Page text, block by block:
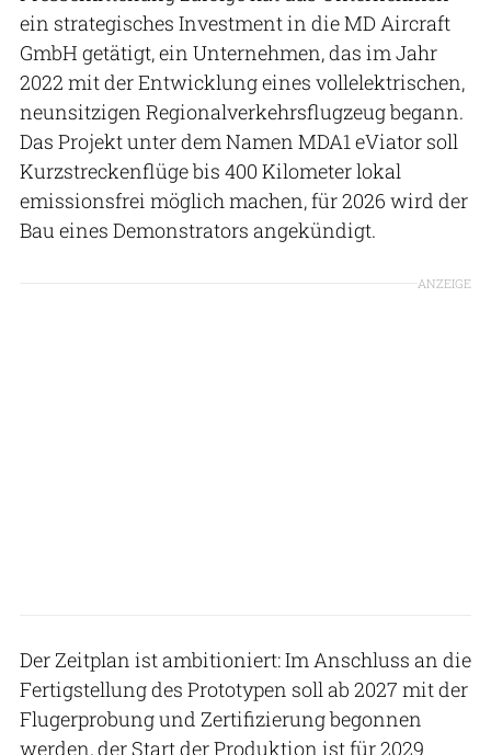
ein strategisches Investment in die MD Aircraft
GmbH getätigt, ein Unternehmen, das im Jahr
2022 mit der Entwicklung eines vollelektrischen,
neunsitzigen Regionalverkehrsflugzeug begann.
Das Projekt unter dem Namen MDA1 eViator soll
Kurzstreckenflüge bis 400 Kilometer lokal
emissionsfrei möglich machen, für 2026 wird der
Bau eines Demonstrators angekündigt.
ANZEIGE
Der Zeitplan ist ambitioniert: Im Anschluss an die
Fertigstellung des Prototypen soll ab 2027 mit der
Flugerprobung und Zertifizierung begonnen
werden, der Start der Produktion ist für 2029